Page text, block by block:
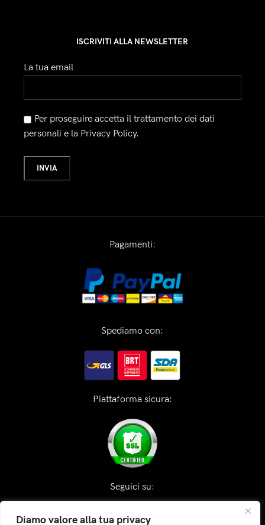
Diamo valore alla tua privacy
ISCRIVITI ALLA NEWSLETTER
La tua email
Per proseguire accetta il trattamento dei dati
personali e la Privacy Policy.
Pagamenti:
Spediamo con:
Piattaforma sicura:
Seguici su: